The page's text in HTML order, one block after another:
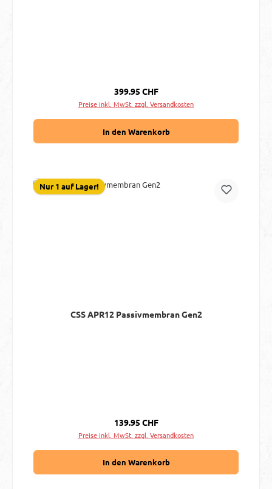
Regulärer Preis:
399.95 CHF
Preise inkl. MwSt. zzgl. Versandkosten
In den Warenkorb
Nur 1 auf Lager!
CSS APR12 Passivmembran Gen2
Regulärer Preis:
139.95 CHF
Preise inkl. MwSt. zzgl. Versandkosten
In den Warenkorb